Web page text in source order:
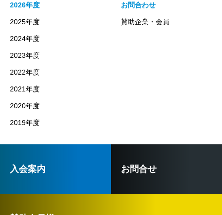
2026年度
2025年度
2024年度
2023年度
2022年度
2021年度
2020年度
2019年度
お問合わせ
賛助企業・会員
入会案内 お問合せ